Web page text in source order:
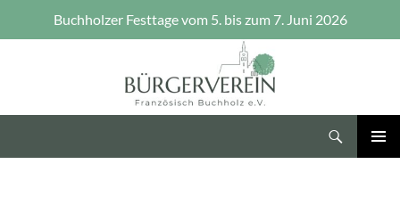
Buchholzer Festtage vom 5. bis zum 7. Juni 2026